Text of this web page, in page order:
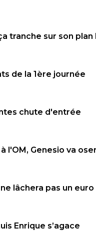
tranche sur son plan
de la 1ère journée
chute d'entrée
l'OM, Genesio va
lâchera pas un euro
Enrique s’agace